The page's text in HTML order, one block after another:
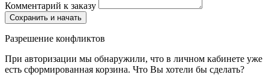
Комментарий к заказу
Сохранить и начать
Разрешение конфликтов
При авторизации мы обнаружили, что в личном кабинете уже
есть сформированная корзина. Что Вы хотели бы сделать?